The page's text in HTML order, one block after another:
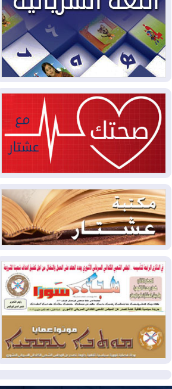
2026-08-04بيترو يشكو تزوير الانتخابات
الرئاسية ويحذر من "حرب أهلية" في
كولومبيا
2026-08-03رئيس إقليم كوردستان في
2026-08-03
العراق يؤكد مجدداً التزامه
بمنع الهجمات على الدول المجاورة
2026-08-03
العجز والاقتراض يطوقان
المالية العراقية.. اقتراض يتجاوز 3 تريليونات
دينار!
2026-08-03كوبا تغرق في الظلام مجددا
وانهيار الشبكة الكهربائية
2026-08-03
أوامر بإجلاء 60 ألف شخص
بسبب الحرائق في ولاية واشنطن
2026-08-02
مشروع "حسابي" يُمهل
الموظفين حتى نهاية أغسطس لاستلام
بطاقاتهم المصرفية
2026-08-02دمشق وعمّان تحذران بغداد:
أي هجوم من أراضي العراق سيواجه برد
المزيد